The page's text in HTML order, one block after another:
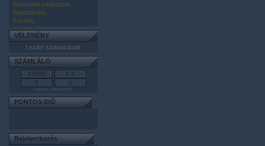
Szurkolói csoportok
Sportfórum
Foci.hu
VÉLEMÉNY
Lezárt szavazások
SZÁMLÁLÓ
Indulás: 2004-09-07
PONTOS IDŐ
Bejelentkezés